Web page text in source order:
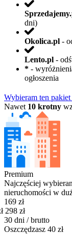
dni)
Okolica.pl -
Lento.pl -
* -
ogłoszenia
Wybieram ten pakiet
Nawet 10 krotny
Premium
Najczęściej
nieruchomości w
169 zł
298 zł
30 dni /brutto
Oszczędzasz 40 zł